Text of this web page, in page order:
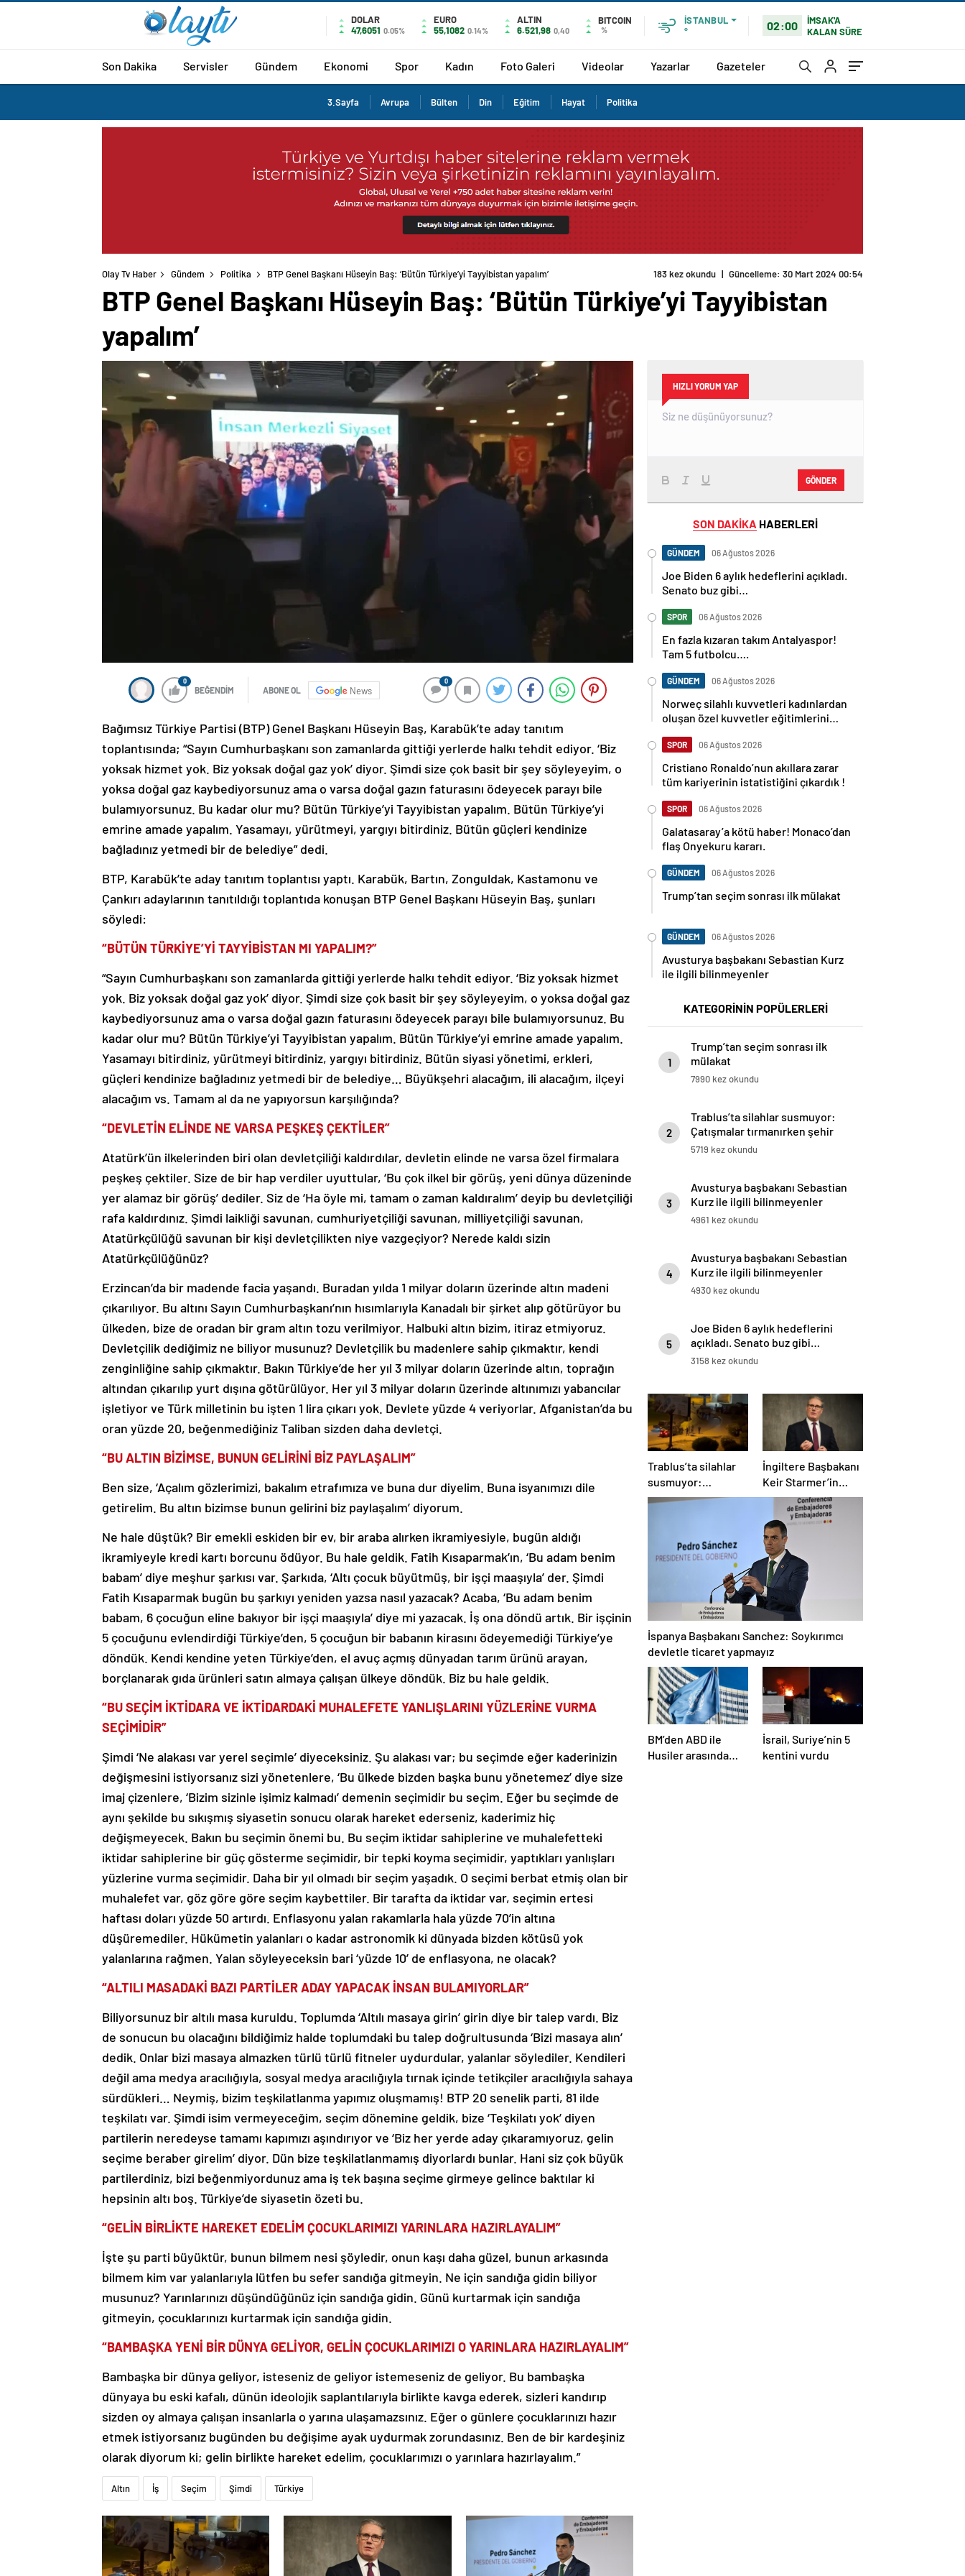
DOLAR
47,6051 0.05%
EURO
55,1082 0.14%
ALTIN
6.521,98 0,40
BITCOIN
%
İSTANBUL
°
02:00
İMSAK'A
KALAN SÜRE
Son Dakika Servisler Gündem Ekonomi Spor Kadın Foto Galeri Videolar Yazarlar Gazeteler
3.Sayfa Avrupa Bülten Din Eğitim Hayat Politika
Olay Tv Haber Gündem Politika BTP Genel Başkanı Hüseyin Baş: ‘Bütün Türkiye’yi Tayyibistan yapalım’ 183 kez okundu | Güncelleme: 30 Mart 2024 00:54
BTP Genel Başkanı Hüseyin Baş: ‘Bütün Türkiye’yi Tayyibistan
yapalım’
0
BEĞENDİM ABONE OL News
0
Bağımsız Türkiye Partisi (BTP) Genel Başkanı Hüseyin Baş, Karabük’te aday tanıtım
toplantısında; “Sayın Cumhurbaşkanı son zamanlarda gittiği yerlerde halkı tehdit ediyor. ‘Biz
yoksak hizmet yok. Biz yoksak doğal gaz yok’ diyor. Şimdi size çok basit bir şey söyleyeyim, o
yoksa doğal gaz kaybediyorsunuz ama o varsa doğal gazın faturasını ödeyecek parayı bile
bulamıyorsunuz. Bu kadar olur mu? Bütün Türkiye’yi Tayyibistan yapalım. Bütün Türkiye’yi
emrine amade yapalım. Yasamayı, yürütmeyi, yargıyı bitirdiniz. Bütün güçleri kendinize
bağladınız yetmedi bir de belediye” dedi.
BTP, Karabük’te aday tanıtım toplantısı yaptı. Karabük, Bartın, Zonguldak, Kastamonu ve
Çankırı adaylarının tanıtıldığı toplantıda konuşan BTP Genel Başkanı Hüseyin Baş, şunları
söyledi:
“BÜTÜN TÜRKİYE’Yİ TAYYİBİSTAN MI YAPALIM?”
“Sayın Cumhurbaşkanı son zamanlarda gittiği yerlerde halkı tehdit ediyor. ‘Biz yoksak hizmet
yok. Biz yoksak doğal gaz yok’ diyor. Şimdi size çok basit bir şey söyleyeyim, o yoksa doğal gaz
kaybediyorsunuz ama o varsa doğal gazın faturasını ödeyecek parayı bile bulamıyorsunuz. Bu
kadar olur mu? Bütün Türkiye’yi Tayyibistan yapalım. Bütün Türkiye’yi emrine amade yapalım.
Yasamayı bitirdiniz, yürütmeyi bitirdiniz, yargıyı bitirdiniz. Bütün siyasi yönetimi, erkleri,
güçleri kendinize bağladınız yetmedi bir de belediye… Büyükşehri alacağım, ili alacağım, ilçeyi
alacağım vs. Tamam al da ne yapıyorsun karşılığında?
“DEVLETİN ELİNDE NE VARSA PEŞKEŞ ÇEKTİLER”
Atatürk’ün ilkelerinden biri olan devletçiliği kaldırdılar, devletin elinde ne varsa özel firmalara
peşkeş çektiler. Size de bir hap verdiler uyuttular, ‘Bu çok ilkel bir görüş, yeni dünya düzeninde
yer alamaz bir görüş’ dediler. Siz de ‘Ha öyle mi, tamam o zaman kaldıralım’ deyip bu devletçiliği
rafa kaldırdınız. Şimdi laikliği savunan, cumhuriyetçiliği savunan, milliyetçiliği savunan,
Atatürkçülüğü savunan bir kişi devletçilikten niye vazgeçiyor? Nerede kaldı sizin
Atatürkçülüğünüz?
Erzincan’da bir madende facia yaşandı. Buradan yılda 1 milyar doların üzerinde altın madeni
çıkarılıyor. Bu altını Sayın Cumhurbaşkanı’nın hısımlarıyla Kanadalı bir şirket alıp götürüyor bu
ülkeden, bize de oradan bir gram altın tozu verilmiyor. Halbuki altın bizim, itiraz etmiyoruz.
Devletçilik dediğimiz ne biliyor musunuz? Devletçilik bu madenlere sahip çıkmaktır, kendi
zenginliğine sahip çıkmaktır. Bakın Türkiye’de her yıl 3 milyar doların üzerinde altın, toprağın
altından çıkarılıp yurt dışına götürülüyor. Her yıl 3 milyar doların üzerinde altınımızı yabancılar
işletiyor ve Türk milletinin bu işten 1 lira çıkarı yok. Devlete yüzde 4 veriyorlar. Afganistan’da bu
oran yüzde 20, beğenmediğiniz Taliban sizden daha devletçi.
“BU ALTIN BİZİMSE, BUNUN GELİRİNİ BİZ PAYLAŞALIM”
Ben size, ‘Açalım gözlerimizi, bakalım etrafımıza ve buna dur diyelim. Buna isyanımızı dile
getirelim. Bu altın bizimse bunun gelirini biz paylaşalım’ diyorum.
Ne hale düştük? Bir emekli eskiden bir ev, bir araba alırken ikramiyesiyle, bugün aldığı
ikramiyeyle kredi kartı borcunu ödüyor. Bu hale geldik. Fatih Kısaparmak’ın, ‘Bu adam benim
babam’ diye meşhur şarkısı var. Şarkıda, ‘Altı çocuk büyütmüş, bir işçi maaşıyla’ der. Şimdi
Fatih Kısaparmak bugün bu şarkıyı yeniden yazsa nasıl yazacak? Acaba, ‘Bu adam benim
babam, 6 çocuğun eline bakıyor bir işçi maaşıyla’ diye mi yazacak. İş ona döndü artık. Bir işçinin
5 çocuğunu evlendirdiği Türkiye’den, 5 çocuğun bir babanın kirasını ödeyemediği Türkiye’ye
döndük. Kendi kendine yeten Türkiye’den, el avuç açmış dünyadan tarım ürünü arayan,
borçlanarak gıda ürünleri satın almaya çalışan ülkeye döndük. Biz bu hale geldik.
“BU SEÇİM İKTİDARA VE İKTİDARDAKİ MUHALEFETE YANLIŞLARINI YÜZLERİNE VURMA
SEÇİMİDİR”
Şimdi ‘Ne alakası var yerel seçimle’ diyeceksiniz. Şu alakası var; bu seçimde eğer kaderinizin
değişmesini istiyorsanız sizi yönetenlere, ‘Bu ülkede bizden başka bunu yönetemez’ diye size
imaj çizenlere, ‘Bizim sizinle işimiz kalmadı’ demenin seçimidir bu seçim. Eğer bu seçimde de
aynı şekilde bu sıkışmış siyasetin sonucu olarak hareket ederseniz, kaderimiz hiç
değişmeyecek. Bakın bu seçimin önemi bu. Bu seçim iktidar sahiplerine ve muhalefetteki
iktidar sahiplerine bir güç gösterme seçimidir, bir tepki koyma seçimidir, yaptıkları yanlışları
yüzlerine vurma seçimidir. Daha bir yıl olmadı bir seçim yaşadık. O seçimi berbat etmiş olan bir
muhalefet var, göz göre göre seçim kaybettiler. Bir tarafta da iktidar var, seçimin ertesi
haftası doları yüzde 50 artırdı. Enflasyonu yalan rakamlarla hala yüzde 70’in altına
düşüremediler. Hükümetin yalanları o kadar astronomik ki dünyada bizden kötüsü yok
yalanlarına rağmen. Yalan söyleyeceksin bari ‘yüzde 10’ de enflasyona, ne olacak?
“ALTILI MASADAKİ BAZI PARTİLER ADAY YAPACAK İNSAN BULAMIYORLAR”
Biliyorsunuz bir altılı masa kuruldu. Toplumda ‘Altılı masaya girin’ girin diye bir talep vardı. Biz
de sonucun bu olacağını bildiğimiz halde toplumdaki bu talep doğrultusunda ‘Bizi masaya alın’
dedik. Onlar bizi masaya almazken türlü türlü fitneler uydurdular, yalanlar söylediler. Kendileri
değil ama medya aracılığıyla, sosyal medya aracılığıyla tırnak içinde tetikçiler aracılığıyla sahaya
sürdükleri… Neymiş, bizim teşkilatlanma yapımız oluşmamış! BTP 20 senelik parti, 81 ilde
teşkilatı var. Şimdi isim vermeyeceğim, seçim dönemine geldik, bize ‘Teşkilatı yok’ diyen
partilerin neredeyse tamamı kapımızı aşındırıyor ve ‘Biz her yerde aday çıkaramıyoruz, gelin
seçime beraber girelim’ diyor. Dün bize teşkilatlanmamış diyorlardı bunlar. Hani siz çok büyük
partilerdiniz, bizi beğenmiyordunuz ama iş tek başına seçime girmeye gelince baktılar ki
hepsinin altı boş. Türkiye’de siyasetin özeti bu.
“GELİN BİRLİKTE HAREKET EDELİM ÇOCUKLARIMIZI YARINLARA HAZIRLAYALIM”
İşte şu parti büyüktür, bunun bilmem nesi şöyledir, onun kaşı daha güzel, bunun arkasında
bilmem kim var yalanlarıyla lütfen bu sefer sandığa gitmeyin. Ne için sandığa gidin biliyor
musunuz? Yarınlarınızı düşündüğünüz için sandığa gidin. Günü kurtarmak için sandığa
gitmeyin, çocuklarınızı kurtarmak için sandığa gidin.
“BAMBAŞKA YENİ BİR DÜNYA GELİYOR, GELİN ÇOCUKLARIMIZI O YARINLARA HAZIRLAYALIM”
Bambaşka bir dünya geliyor, isteseniz de geliyor istemeseniz de geliyor. Bu bambaşka
dünyaya bu eski kafalı, dünün ideolojik saplantılarıyla birlikte kavga ederek, sizleri kandırıp
sizden oy almaya çalışan insanlarla o yarına ulaşamazsınız. Eğer o günlere çocuklarınızı hazır
etmek istiyorsanız bugünden bu değişime ayak uydurmak zorundasınız. Ben de bir kardeşiniz
olarak diyorum ki; gelin birlikte hareket edelim, çocuklarımızı o yarınlara hazırlayalım.”
Altın İş Seçim Şimdi Türkiye
HIZLI YORUM YAP
GÖNDER
SON DAKİKA HABERLERİ
GÜNDEM 06 Ağustos 2026
Joe Biden 6 aylık hedeflerini açıkladı.
Senato buz gibi…
SPOR 06 Ağustos 2026
En fazla kızaran takım Antalyaspor!
Tam 5 futbolcu….
GÜNDEM 06 Ağustos 2026
Norweç silahlı kuvvetleri kadınlardan
oluşan özel kuvvetler eğitimlerini
SPOR 06 Ağustos 2026
Cristiano Ronaldo’nun akıllara zarar
tüm kariyerinin istatistiğini çıkardık !
SPOR 06 Ağustos 2026
Galatasaray’a kötü haber! Monaco’dan
flaş Onyekuru kararı.
GÜNDEM 06 Ağustos 2026
Trump’tan seçim sonrası ilk mülakat
GÜNDEM 06 Ağustos 2026
Avusturya başbakanı Sebastian Kurz
ile ilgili bilinmeyenler
KATEGORİNİN POPÜLERLERİ
1
Trump’tan seçim sonrası ilk
mülakat
7990 kez okundu
2
Trablus’ta silahlar susmuyor:
Çatışmalar tırmanırken şehir
alarmda
5719 kez okundu
3
Avusturya başbakanı Sebastian
Kurz ile ilgili bilinmeyenler
4961 kez okundu
4
Avusturya başbakanı Sebastian
Kurz ile ilgili bilinmeyenler
4930 kez okundu
5
Joe Biden 6 aylık hedeflerini
açıkladı. Senato buz gibi…
3158 kez okundu
Trablus’ta silahlar
susmuyor:
Çatışmalar
İngiltere Başbakanı
Keir Starmer’in
evinde yangın çıktı
İspanya Başbakanı Sanchez: Soykırımcı
devletle ticaret yapmayız
BM’den ABD ile
Husiler arasında
İsrail, Suriye’nin 5
kentini vurdu